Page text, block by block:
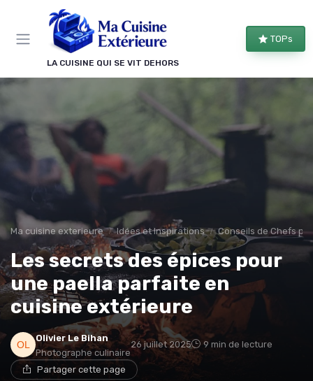
LA CUISINE QUI SE VIT DEHORS
TOPs
Ma cuisine exterieure Idées et Inspirations Conseils de Chefs
Les secrets des épices pour
une paella parfaite en
cuisine extérieure
Olivier Le Bihan
Photographe culinaire
26 juillet 2025 9 min de lecture
Partager cette page
Panneau de gestion des cookies